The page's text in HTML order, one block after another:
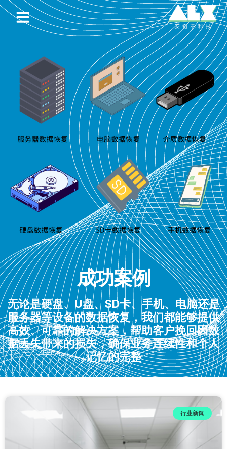
成功案例
无论是硬盘、U盘、SD卡、手机、电脑还是
服务器等设备的数据恢复，我们都能够提供
高效、可靠的解决方案，帮助客户挽回因数
据丢失带来的损失，确保业务连续性和个人
记忆的完整
行业新闻